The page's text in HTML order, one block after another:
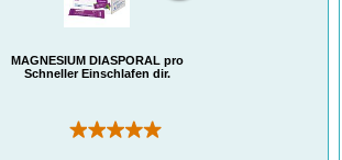
MAGNESIUM DIASPORAL pro
Schneller Einschlafen dir.
(1)